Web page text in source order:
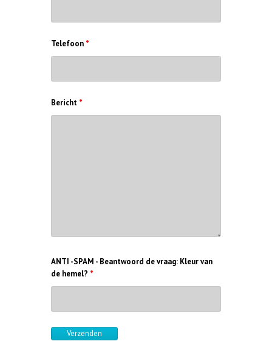
Telefoon *
Bericht *
ANTI -SPAM - Beantwoord de vraag: Kleur van
de hemel? *